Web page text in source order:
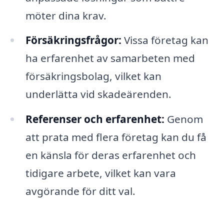
möter dina krav.
Försäkringsfrågor: Vissa företag kan
ha erfarenhet av samarbeten med
försäkringsbolag, vilket kan
underlätta vid skadeärenden.
Referenser och erfarenhet: Genom
att prata med flera företag kan du få
en känsla för deras erfarenhet och
tidigare arbete, vilket kan vara
avgörande för ditt val.